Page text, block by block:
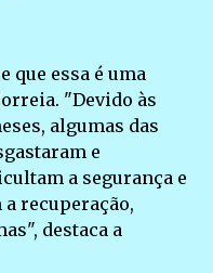
que essa é uma
"Devido às
algumas das
e
a segurança e
recuperação,
destaca a